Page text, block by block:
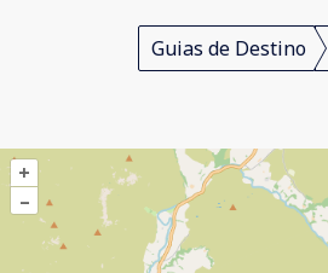
Guias de Destino
+
–